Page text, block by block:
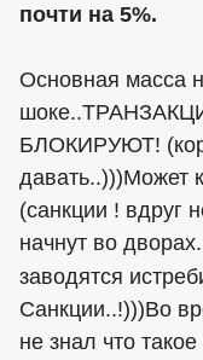
почти на 5%.
Основная масса
БЛОКИРУЮТ!
давать..)))Может
(санкции ! вдруг
начнут во
заводятся
Санкции..!)))Во
не знал что